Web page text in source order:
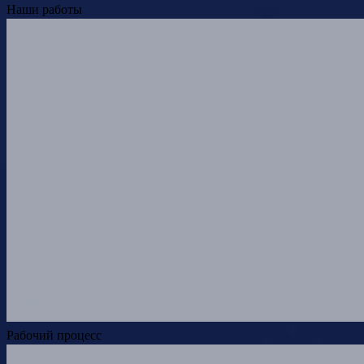
Наши работы
Рабочий процесс